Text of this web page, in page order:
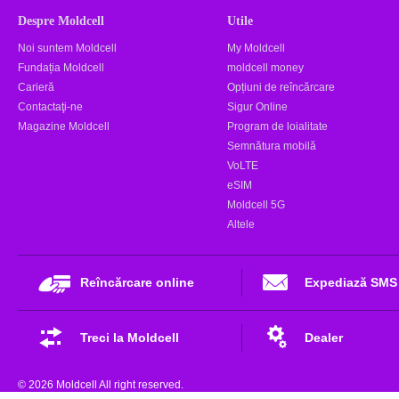
Despre Moldcell
Noi suntem Moldcell
Fundația Moldcell
Carieră
Contactaţi-ne
Magazine Moldcell
Utile
My Moldcell
moldcell money
Opțiuni de reîncărcare
Sigur Online
Program de loialitate
Semnătura mobilă
VoLTE
eSIM
Moldcell 5G
Altele
Reîncărcare online Expediază SMS
Treci la Moldcell Dealer
© 2026 Moldcell All right reserved.